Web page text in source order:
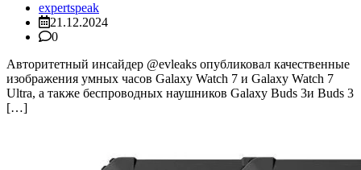
expertspeak
21.12.2024
0
Авторитетный инсайдер @evleaks опубликовал качественные
изображения умных часов Galaxy Watch 7 и Galaxy Watch 7
Ultra, а также беспроводных наушников Galaxy Buds 3и Buds 3
[…]